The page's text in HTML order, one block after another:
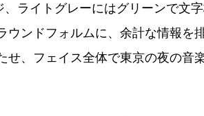
ライトグレーにはグリーンで文
ウンドフォルムに、余計な情報を
、フェイス全体で東京の夜の音